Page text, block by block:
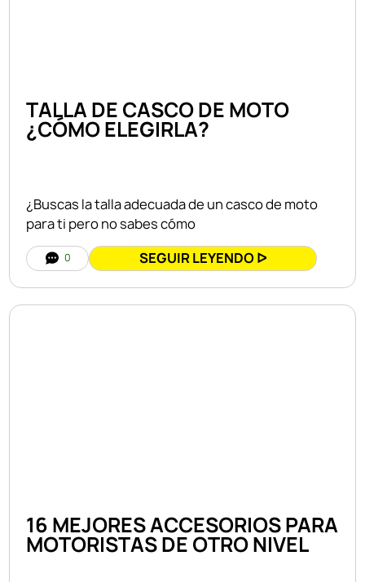
TALLA DE CASCO DE MOTO
¿CÓMO ELEGIRLA?
¿Buscas la talla adecuada de un casco de moto
para ti pero no sabes cómo
0 SEGUIR LEYENDO ᐅ
16 MEJORES ACCESORIOS PARA
MOTORISTAS DE OTRO NIVEL